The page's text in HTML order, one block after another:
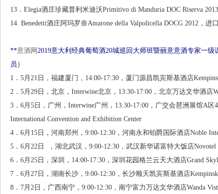
13．Elegia酒庄珍藏普利米迪沃Primitivo di Manduria DOC Riserva
14. Benedetti酒庄阿玛罗奈Amarone della Valpolicella DOCG 2012，进
**意酒网 2019意大利经典葡萄酒20城巡回大师班暨丽意意酒专家一
员）
1．5月21日，福建厦门，14:00-17:30，厦门源昌凯宾斯基酒店
2．5月29日，北京，Interwine北京，13:30-17:00，北京万达文华酒店
3．6月5日，广州，Interwine广州，13:30-17:00，广交会琶洲展馆A区
International Convention and Exhibition Center
4．6月15日，河南郑州，9:00-12:30，河南永和铂爵国际酒店Noble
5．6月22日 ，湖北武汉，9:00-12:30，武汉新华诺富特大饭店Novotel
6．6月25日，深圳，14:00-17:30，深圳花园格兰云天大酒店Grand
7．6月27日，湖南长沙，9:00-12:30，长沙顺天凯宾斯基酒店
8．7月2日，广西南宁，9:00-12:30，南宁富力万达文华酒店Wanda